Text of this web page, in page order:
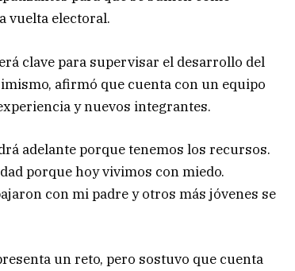
vuelta electoral.
clave para supervisar el desarrollo del
afirmó que cuenta con un equipo
y nuevos integrantes.
adelante porque tenemos los recursos.
porque hoy vivimos con miedo.
con mi padre y otros más jóvenes se
un reto, pero sostuvo que cuenta